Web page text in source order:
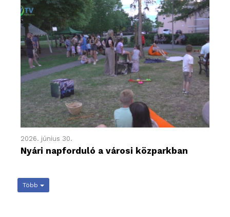
2026. június 30.
Nyári napforduló a városi közparkban
Több